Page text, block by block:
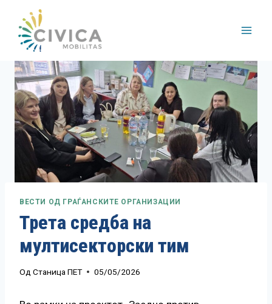
content
ВЕСТИ ОД ГРАЃАНСКИТЕ ОРГАНИЗАЦИИ
Трета средба на
мултисекторски тим
Од Станица ПЕТ 05/05/2026